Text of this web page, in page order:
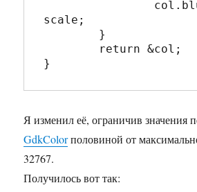
scale;
Я изменил её, ограничив значения
GdkColorполовиной от
32767.
Получилось вот так: